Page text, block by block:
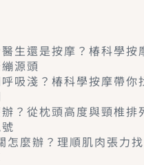
生還是按摩？椿科學按
源頭
吸淺？椿科學按摩帶你
？從枕頭高度與頸椎排
怎麼辦？理順肌肉張力